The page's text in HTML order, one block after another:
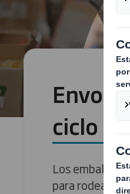
ciclo
Los
para rodear